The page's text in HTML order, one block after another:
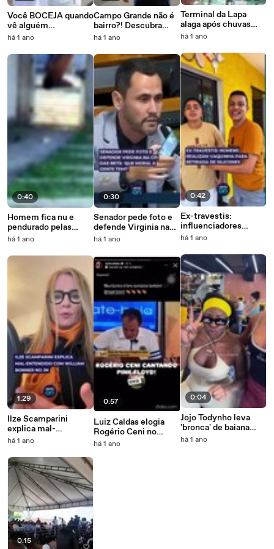
Você BOCEJA quando
vê alguém
BOCEJANDO? A
EXPLICAR isso
há 1 ano
0:40
Homem fica nu e
pendurado pelas
calças após tentar
há 1 ano
1:29
Ilze Scamparini
explica mal-
entendido com
há 1 ano
0:15
Campo Grande não é
bairro?! Descubra
locais de Salvador
confundir os
soteropolitanos
há 1 ano
0:30
Senador pede foto e
defende Virginia na
CPI das Bets: 'Que
há 1 ano
0:57
Luiz Caldas elogia
Rogério Ceni no
violão: 'Fera na
há 1 ano
Terminal da Lapa
alaga após chuvas
atingirem Salvador
há 1 ano
0:42
Ex-travestis:
influenciadores
realizam vaquinha
silicones
há 1 ano
0:04
Jojo Todynho leva
'bronca' de baiana
após fazer 'sinal de
há 1 ano